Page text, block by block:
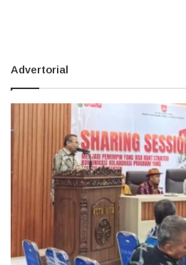
Advertorial